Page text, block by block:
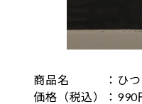
商品名 ：ひつじ
価格（税込）：990